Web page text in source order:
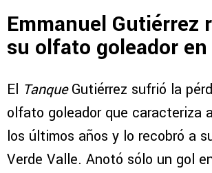
Emmanuel Gutiérrez
su olfato goleador en
El TanqueGutiérrez sufrió la
olfato goleador que caracteriza
los últimos años y lo recobró a
Verde Valle. Anotó sólo un gol